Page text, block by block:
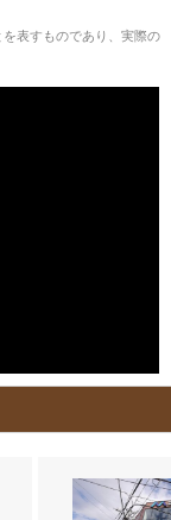
表すものであり、実際の